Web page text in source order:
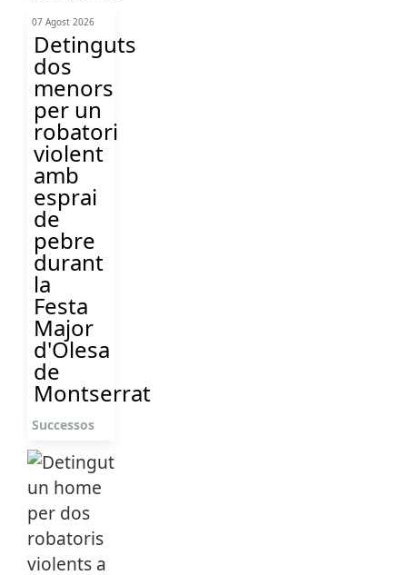
07 Agost 2026
Detinguts
dos
menors
per un
robatori
violent
amb
esprai
de
pebre
durant
la
Festa
Major
d'Olesa
de
Montserrat
Successos